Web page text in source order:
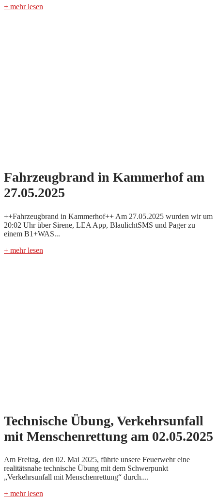
+ mehr lesen
Fahrzeugbrand in Kammerhof am
27.05.2025
++Fahrzeugbrand in Kammerhof++ Am 27.05.2025 wurden wir um
20:02 Uhr über Sirene, LEA App, BlaulichtSMS und Pager zu
einem B1+WAS...
+ mehr lesen
Technische Übung, Verkehrsunfall
mit Menschenrettung am 02.05.2025
Am Freitag, den 02. Mai 2025, führte unsere Feuerwehr eine
realitätsnahe technische Übung mit dem Schwerpunkt
„Verkehrsunfall mit Menschenrettung“ durch....
+ mehr lesen